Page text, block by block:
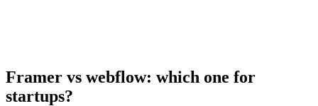
Framer vs webflow: which one for
startups?